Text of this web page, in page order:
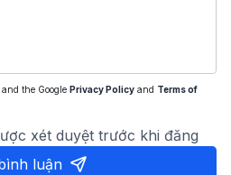
the Google Privacy Policy and Terms of
xét duyệt trước khi đăng
luận